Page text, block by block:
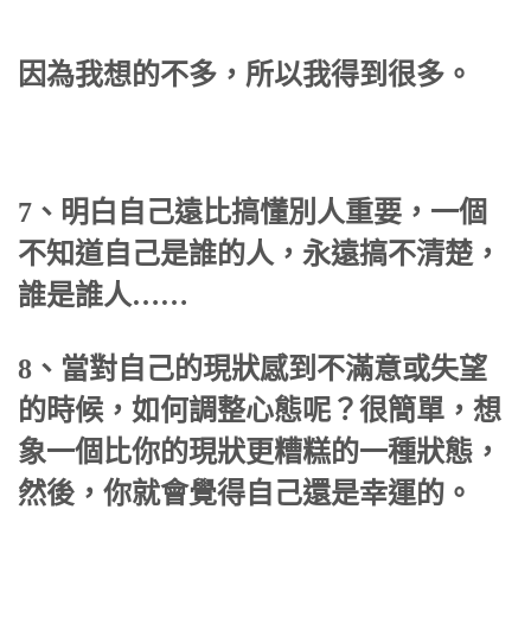
因為我想的不多，所以我得到很多。
7、明白自己遠比搞懂別人重要，一個
不知道自己是誰的人，永遠搞不清楚，
誰是誰人……
8、當對自己的現狀感到不滿意或失望
的時候，如何調整心態呢？很簡單，想
象一個比你的現狀更糟糕的一種狀態，
然後，你就會覺得自己還是幸運的。